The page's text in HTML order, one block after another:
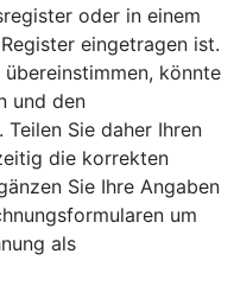
oder in einem
eingetragen ist.
könnte
und den
Sie daher Ihren
die korrekten
Sie Ihre Angaben
um
als